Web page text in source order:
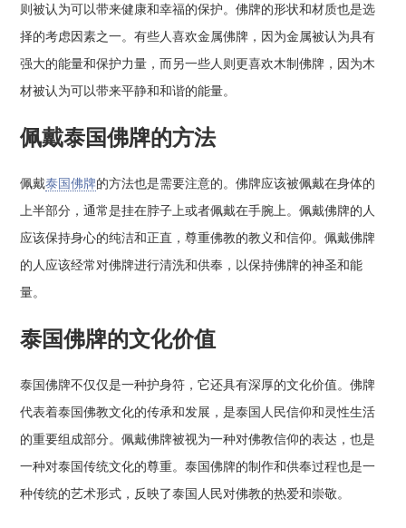
则被认为可以带来健康和幸福的保护。佛牌的形状和材质也是选
择的考虑因素之一。有些人喜欢金属佛牌，因为金属被认为具有
强大的能量和保护力量，而另一些人则更喜欢木制佛牌，因为木
材被认为可以带来平静和和谐的能量。
佩戴泰国佛牌的方法
佩戴泰国佛牌的方法也是需要注意的。佛牌应该被佩戴在身体的
上半部分，通常是挂在脖子上或者佩戴在手腕上。佩戴佛牌的人
应该保持身心的纯洁和正直，尊重佛教的教义和信仰。佩戴佛牌
的人应该经常对佛牌进行清洗和供奉，以保持佛牌的神圣和能
量。
泰国佛牌的文化价值
泰国佛牌不仅仅是一种护身符，它还具有深厚的文化价值。佛牌
代表着泰国佛教文化的传承和发展，是泰国人民信仰和灵性生活
的重要组成部分。佩戴佛牌被视为一种对佛教信仰的表达，也是
一种对泰国传统文化的尊重。泰国佛牌的制作和供奉过程也是一
种传统的艺术形式，反映了泰国人民对佛教的热爱和崇敬。